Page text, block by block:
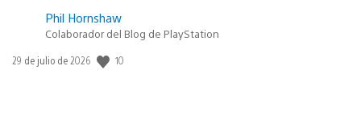
Phil Hornshaw
Colaborador del Blog de PlayStation
Fecha
29 de julio de 2026 10